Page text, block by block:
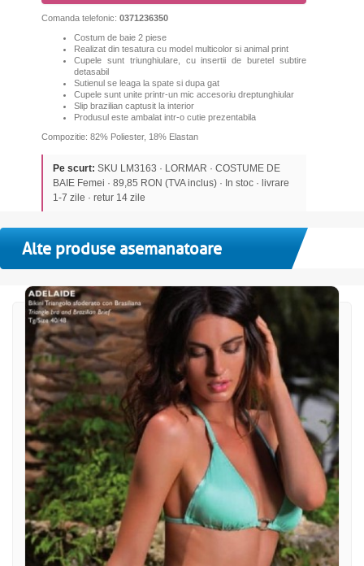
Comanda telefonic: 0371236350
Costum de baie 2 piese
Realizat din tesatura cu model multicolor si animal print
Cupele sunt triunghiulare, cu insertii de buretel subtire
detasabil
Sutienul se leaga la spate si dupa gat
Cupele sunt unite printr-un mic accesoriu dreptunghiular
Slip brazilian captusit la interior
Produsul este ambalat intr-o cutie prezentabila
Compozitie: 82% Poliester, 18% Elastan
Pe scurt: SKU LM3163 · LORMAR · COSTUME DE
BAIE Femei · 89,85 RON (TVA inclus) · In stoc · livrare
1-7 zile · retur 14 zile
Alte produse asemanatoare